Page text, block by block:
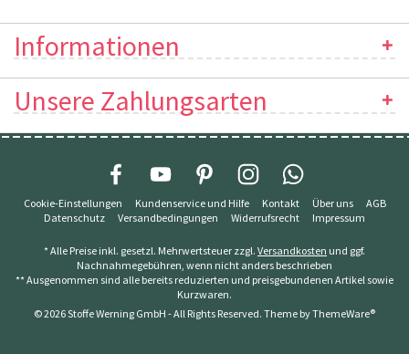
Informationen
Unsere Zahlungsarten
Cookie-Einstellungen Kundenservice und Hilfe Kontakt Über uns
AGB
Datenschutz
Versandbedingungen Widerrufsrecht Impressum
* Alle Preise inkl. gesetzl. Mehrwertsteuer zzgl. Versandkosten und ggf.
Nachnahmegebühren, wenn nicht anders beschrieben
** Ausgenommen sind alle bereits reduzierten und preisgebundenen Artikel sowie
Kurzwaren.
© 2026 Stoffe Werning GmbH - All Rights Reserved. Theme byThemeWare®